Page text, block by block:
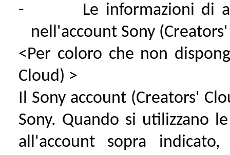
-
Le informazioni di
nell'account Sony
<Per coloro che non
Cloud) >
Il Sony account (Creators'
Sony. Quando si utilizzano
all'account sopra